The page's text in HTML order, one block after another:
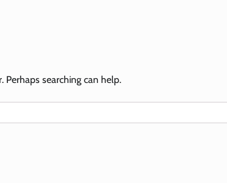
Perhaps searching can help.